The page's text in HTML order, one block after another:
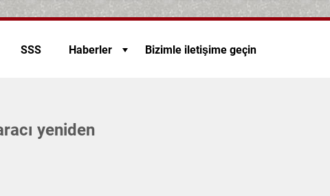
SSS Haberler Bizimle iletişime geçin
yeniden